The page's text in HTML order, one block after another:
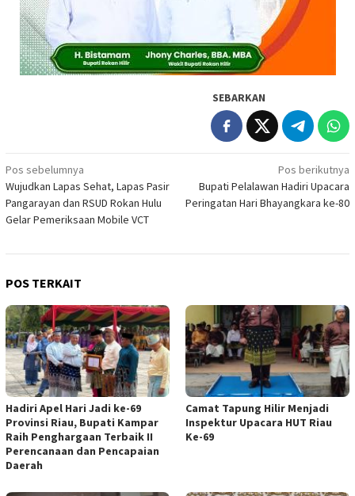
SEBARKAN
Navigasi
pos
Pos sebelumnya
Wujudkan Lapas Sehat, Lapas Pasir
Pangarayan dan RSUD Rokan Hulu
Gelar Pemeriksaan Mobile VCT
Pos berikutnya
Bupati Pelalawan Hadiri Upacara
Peringatan Hari Bhayangkara ke-80
POS TERKAIT
Hadiri Apel Hari Jadi ke-69
Provinsi Riau, Bupati Kampar
Raih Penghargaan Terbaik II
Perencanaan dan Pencapaian
Daerah
Camat Tapung Hilir Menjadi
Inspektur Upacara HUT Riau
Ke-69